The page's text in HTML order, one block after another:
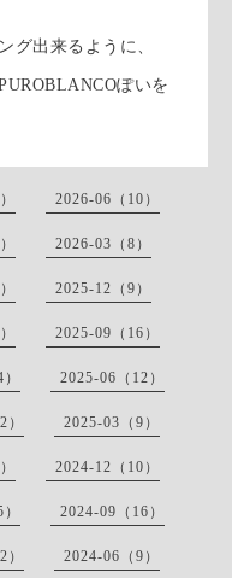
グ出来るように、
ぽいを
2026-06（10）
2026-03（8）
2025-12（9）
2025-09（16）
2025-06（12）
2025-03（9）
2024-12（10）
2024-09（16）
2024-06（9）